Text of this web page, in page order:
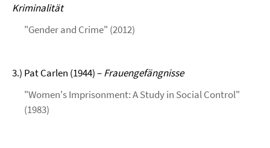
Kriminalität
"Gender and Crime" (2012)
3.) Pat Carlen (1944) –Frauengefängnisse
"Women's Imprisonment: A Study in Social Control"
(1983)